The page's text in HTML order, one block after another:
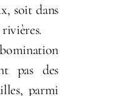
soit dans
rivières.
pas des
parmi